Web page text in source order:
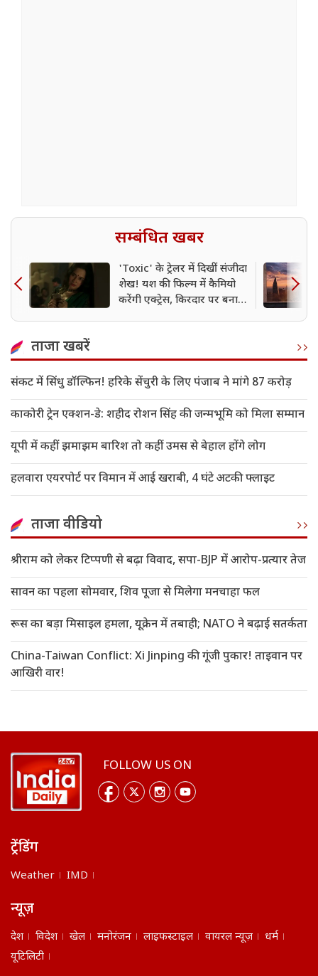
सम्बंधित खबर
'Toxic' के ट्रेलर में दिखीं संजीदा
शेख! यश की फिल्म में कैमियो
करेंगी एक्ट्रेस, किरदार पर बना
ताजा खबरें
संकट में सिंधु डॉल्फिन! हरिके सेंचुरी के लिए पंजाब ने मांगे 87 करोड़
काकोरी ट्रेन एक्शन-डे: शहीद रोशन सिंह की जन्मभूमि को मिला सम्मान
यूपी में कहीं झमाझम बारिश तो कहीं उमस से बेहाल होंगे लोग
हलवारा एयरपोर्ट पर विमान में आई खराबी, 4 घंटे अटकी फ्लाइट
ताजा वीडियो
श्रीराम को लेकर टिप्पणी से बढ़ा विवाद, सपा-BJP में आरोप-प्रत्यार तेज
सावन का पहला सोमवार, शिव पूजा से मिलेगा मनचाहा फल
रूस का बड़ा मिसाइल हमला, यूक्रेन में तबाही; NATO ने बढ़ाई सतर्कता
China-Taiwan Conflict: Xi Jinping की गूंजी पुकार! ताइवान पर
आखिरी वार!
FOLLOW US ON
ट्रेंडिंग
Weather IMD
न्यूज़
देश विदेश खेल मनोरंजन लाइफस्टाइल वायरल न्यूज़
धर्म
यूटिलिटी